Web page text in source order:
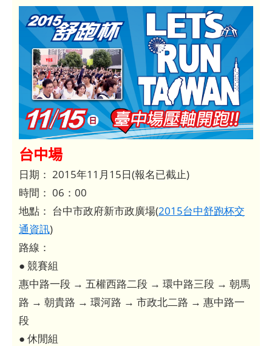
台中場
日期： 2015年11月15日(報名已截止)
時間： 06：00
地點： 台中市政府新市政廣場(2015台中舒跑杯交
通資訊)
路線：
● 競賽組
惠中路一段 → 五權西路二段 → 環中路三段 → 朝馬
路 → 朝貴路 → 環河路 → 市政北二路 → 惠中路一
段
● 休閒組